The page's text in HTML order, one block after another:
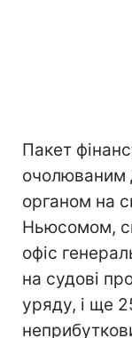
Пакет
очолюваним
органом на
Ньюсомом,
офіс
на судові
уряду, і ще